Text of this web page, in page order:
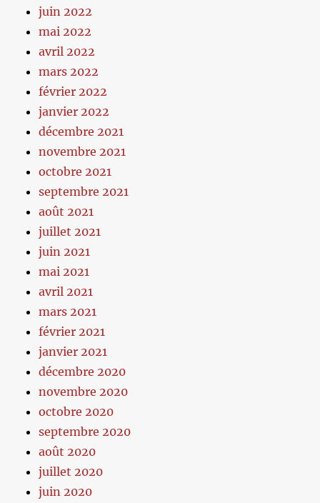
juin 2022
mai 2022
avril 2022
mars 2022
février 2022
janvier 2022
décembre 2021
novembre 2021
octobre 2021
septembre 2021
août 2021
juillet 2021
juin 2021
mai 2021
avril 2021
mars 2021
février 2021
janvier 2021
décembre 2020
novembre 2020
octobre 2020
septembre 2020
août 2020
juillet 2020
juin 2020